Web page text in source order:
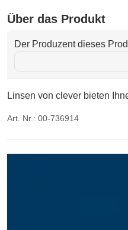
Über das Produkt
Der Produzent dieses
Linsen von clever bieten
Art. Nr.: 00-736914